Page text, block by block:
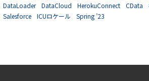
DataLoader
DataCloud HerokuConnect CData
Salesforce
ICUロケール Spring ’23